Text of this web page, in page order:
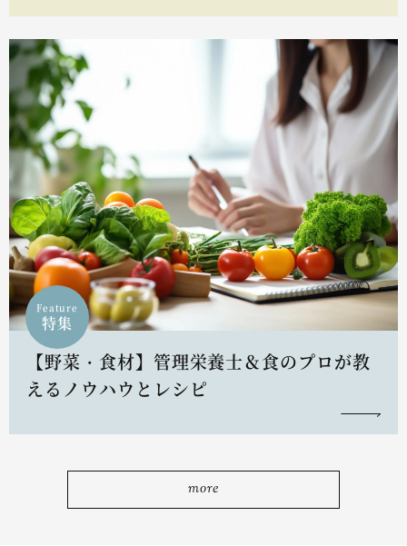
Feature
特集
【野菜・食材】管理栄養士＆食のプロが教
えるノウハウとレシピ
more